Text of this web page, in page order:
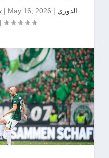
| May 16, 2026 | الدوري
|